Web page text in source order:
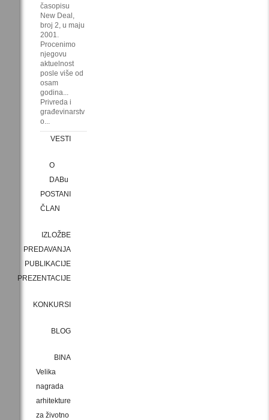
časopisu
New Deal,
broj 2, u maju
2001.
Procenimo
njegovu
aktuelnost
posle više od
osam
godina...
Privreda i
građevinarstv
o...
VESTI
O
DABu
POSTANI
ČLAN
IZLOŽBE
PREDAVANJA
PUBLIKACIJE
PREZENTACIJE
KONKURSI
BLOG
BINA
Velika
nagrada
arhitekture
za životno